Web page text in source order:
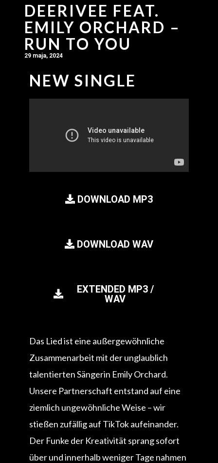
DEERIVEE FEAT.
EMILY ORCHARD –
RUN TO YOU
29 maja, 2024
NEW SINGLE
DOWNLOAD MP3
DOWNLOAD WAV
EXTENDED MP3 /
WAV
Das Lied ist eine außergewöhnliche
Zusammenarbeit mit der unglaublich
talentierten Sängerin Emily Orchard.
Unsere Partnerschaft entstand auf eine
ziemlich ungewöhnliche Weise – wir
stießen zufällig auf TikTok aufeinander.
Der Funke der Kreativität sprang sofort
über und innerhalb weniger Tage nahmen